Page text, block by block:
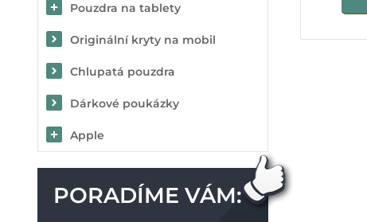
Pouzdra na tablety
Originální kryty na mobil
Chlupatá pouzdra
Dárkové poukázky
Apple
PORADÍME VÁM: